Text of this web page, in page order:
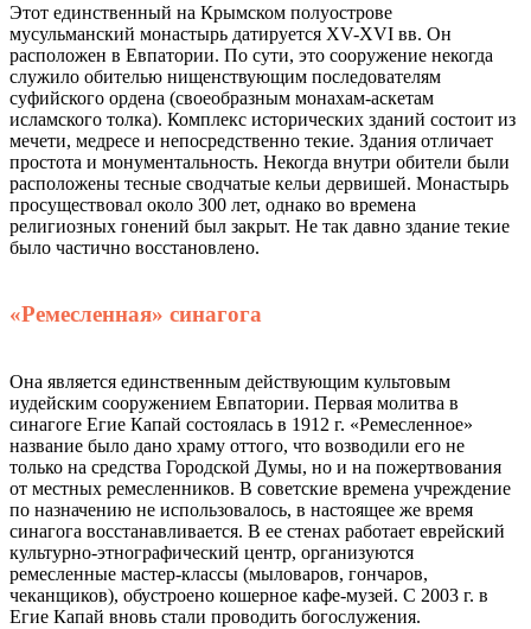
Этот единственный на Крымском полуострове
мусульманский монастырь датируется XV-XVI вв. Он
расположен в Евпатории. По сути, это сооружение некогда
служило обителью нищенствующим последователям
суфийского ордена (своеобразным монахам-аскетам
исламского толка). Комплекс исторических зданий состоит из
мечети, медресе и непосредственно текие. Здания отличает
простота и монументальность. Некогда внутри обители были
расположены тесные сводчатые кельи дервишей. Монастырь
просуществовал около 300 лет, однако во времена
религиозных гонений был закрыт. Не так давно здание текие
было частично восстановлено.
«Ремесленная» синагога
Она является единственным действующим культовым
иудейским сооружением Евпатории. Первая молитва в
синагоге Егие Капай состоялась в 1912 г. «Ремесленное»
название было дано храму оттого, что возводили его не
только на средства Городской Думы, но и на пожертвования
от местных ремесленников. В советские времена учреждение
по назначению не использовалось, в настоящее же время
синагога восстанавливается. В ее стенах работает еврейский
культурно-этнографический центр, организуются
ремесленные мастер-классы (мыловаров, гончаров,
чеканщиков), обустроено кошерное кафе-музей. С 2003 г. в
Егие Капай вновь стали проводить богослужения.